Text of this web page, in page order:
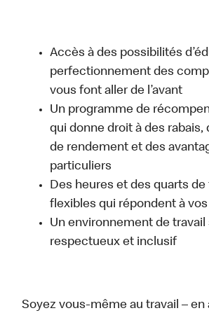
Accès à des possibilités
perfectionnement des
vous font aller de l’avant
Un programme de
qui donne droit à des rabais,
de rendement et des
particuliers
Des heures et des quarts de
flexibles qui répondent à
Un environnement de travail
respectueux et inclusif
Soyez vous-même au travail –